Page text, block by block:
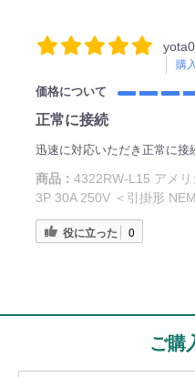
購
価格について
正常に接続
迅速に対応いただき正常に接
商品： 4322RW-L15 アメ
3P 30A 250V ＜引掛形
役に立った 0
ご購